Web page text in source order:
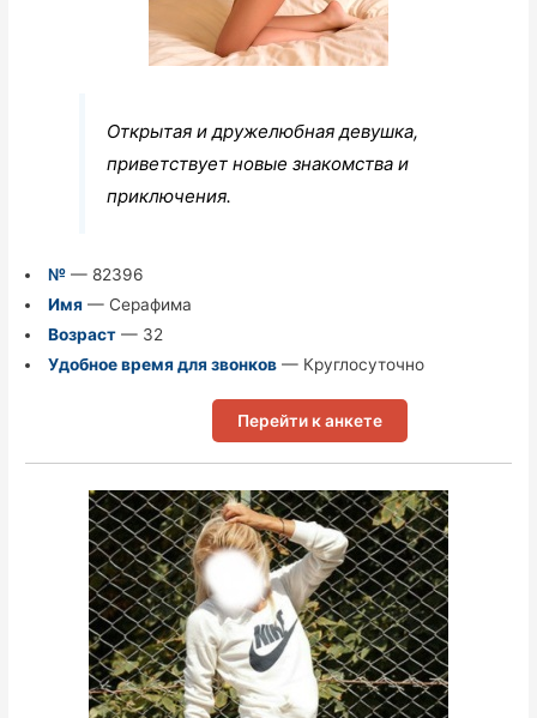
Открытая и дружелюбная девушка,
приветствует новые знакомства и
приключения.
№— 82396
Имя— Серафима
Возраст— 32
Удобное время для звонков— Круглосуточно
Перейти к анкете